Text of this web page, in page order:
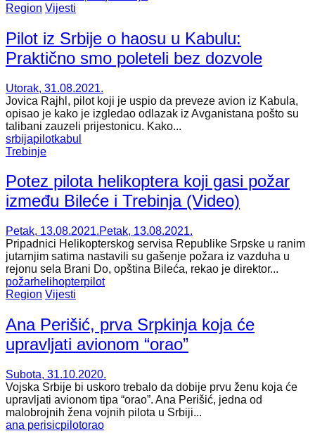
Region Vijesti
Pilot iz Srbije o haosu u Kabulu:
Praktično smo poleteli bez dozvole
Utorak, 31.08.2021.
Jovica Rajhl, pilot koji je uspio da preveze avion iz Kabula,
opisao je kako je izgledao odlazak iz Avganistana pošto su
talibani zauzeli prijestonicu. Kako...
srbijapilotkabul
Trebinje
Potez pilota helikoptera koji gasi požar
između Bileće i Trebinja (Video)
Petak, 13.08.2021.Petak, 13.08.2021.
Pripadnici Helikopterskog servisa Republike Srpske u ranim
jutarnjim satima nastavili su gašenje požara iz vazduha u
rejonu sela Brani Do, opština Bileća, rekao je direktor...
požarhelihopterpilot
Region Vijesti
Ana Perišić, prva Srpkinja koja će
upravljati avionom “orao”
Subota, 31.10.2020.
Vojska Srbije bi uskoro trebalo da dobije prvu ženu koja će
upravljati avionom tipa “orao”. Ana Perišić, jedna od
malobrojnih žena vojnih pilota u Srbiji...
ana perisicpilotorao